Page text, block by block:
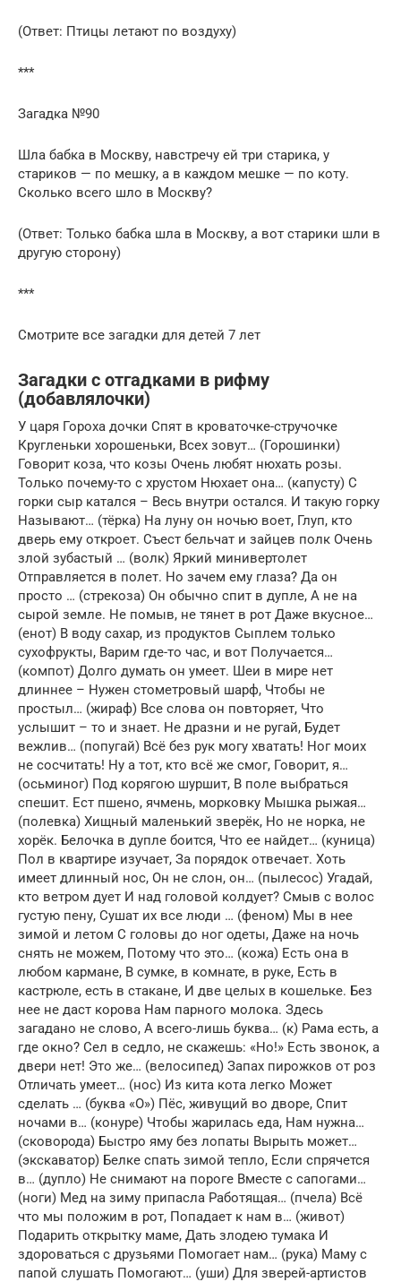
(Ответ: Птицы летают по воздуху)
***
Загадка №90
Шла бабка в Москву, навстречу ей три старика, у
стариков — по мешку, а в каждом мешке — по коту.
Сколько всего шло в Москву?
(Ответ: Только бабка шла в Москву, а вот старики шли в
другую сторону)
***
Смотрите все загадки для детей 7 лет
Загадки с отгадками в рифму
(добавлялочки)
У царя Гороха дочки Спят в кроваточке-стручочке
Кругленьки хорошеньки, Всех зовут… (Горошинки)
Говорит коза, что козы Очень любят нюхать розы.
Только почему-то с хрустом Нюхает она… (капусту) С
горки сыр катался – Весь внутри остался. И такую горку
Называют… (тёрка) На луну он ночью воет, Глуп, кто
дверь ему откроет. Съест бельчат и зайцев полк Очень
злой зубастый … (волк) Яркий минивертолет
Отправляется в полет. Но зачем ему глаза? Да он
просто … (стрекоза) Он обычно спит в дупле, А не на
сырой земле. Не помыв, не тянет в рот Даже вкусное…
(енот) В воду сахар, из продуктов Сыплем только
сухофрукты, Варим где-то час, и вот Получается…
(компот) Долго думать он умеет. Шеи в мире нет
длиннее – Нужен стометровый шарф, Чтобы не
простыл… (жираф) Все слова он повторяет, Что
услышит – то и знает. Не дразни и не ругай, Будет
вежлив… (попугай) Всё без рук могу хватать! Ног моих
не сосчитать! Ну а тот, кто всё же смог, Говорит, я…
(осьминог) Под корягою шуршит, В поле выбраться
спешит. Ест пшено, ячмень, морковку Мышка рыжая…
(полевка) Хищный маленький зверёк, Но не норка, не
хорёк. Белочка в дупле боится, Что ее найдет… (куница)
Пол в квартире изучает, За порядок отвечает. Хоть
имеет длинный нос, Он не слон, он… (пылесос) Угадай,
кто ветром дует И над головой колдует? Смыв с волос
густую пену, Сушат их все люди … (феном) Мы в нее
зимой и летом С головы до ног одеты, Даже на ночь
снять не можем, Потому что это… (кожа) Есть она в
любом кармане, В сумке, в комнате, в руке, Есть в
кастрюле, есть в стакане, И две целых в кошельке. Без
нее не даст корова Нам парного молока. Здесь
загадано не слово, А всего-лишь буква… (к) Рама есть, а
где окно? Сел в седло, не скажешь: «Но!» Есть звонок, а
двери нет! Это же… (велосипед) Запах пирожков от роз
Отличать умеет… (нос) Из кита кота легко Может
сделать … (буква «О») Пёс, живущий во дворе, Спит
ночами в… (конуре) Чтобы жарилась еда, Нам нужна…
(сковорода) Быстро яму без лопаты Вырыть может…
(экскаватор) Белке спать зимой тепло, Если спрячется
в… (дупло) Не снимают на пороге Вместе с сапогами…
(ноги) Мед на зиму припасла Работящая… (пчела) Всё
что мы положим в рот, Попадает к нам в… (живот)
Подарить открытку маме, Дать злодею тумака И
здороваться с друзьями Помогает нам… (рука) Маму с
папой слушать Помогают… (уши) Для зверей-артистов